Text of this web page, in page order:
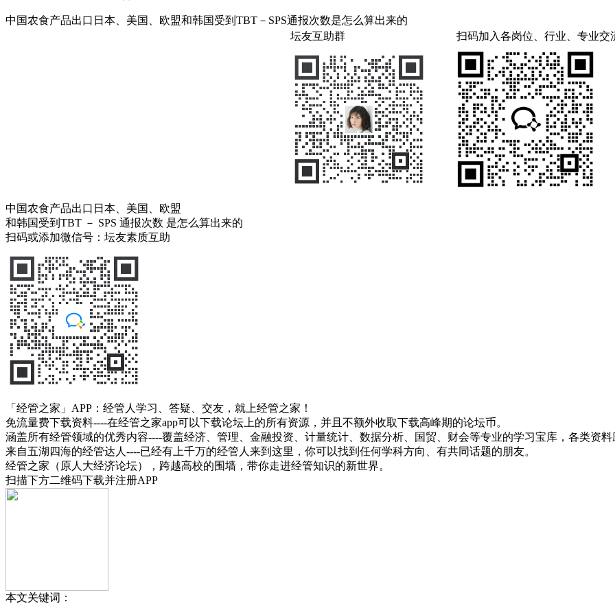
中国农食产品出口日本、美国、欧盟和韩国受到TBT－SPS通报次数是怎么算出来的
坛友互助群
扫码加入各岗位、行业、专业交
中国农食产品出口日本、美国、欧盟
和韩国受到TBT － SPS 通报次数 是怎么算出来的
扫码或添加微信号：坛友素质互助
「经管之家」APP：经管人学习、答疑、交友，就上经管之家！
免流量费下载资料----在经管之家app可以下载论坛上的所有资源，并且不额外收取下载高峰期的论坛币。
涵盖所有经管领域的优秀内容----覆盖经济、管理、金融投资、计量统计、数据分析、国贸、财会等专业的学习宝库，各类资
来自五湖四海的经管达人----已经有上千万的经管人来到这里，你可以找到任何学科方向、有共同话题的朋友。
经管之家（原人大经济论坛），跨越高校的围墙，带你走进经管知识的新世界。
扫描下方二维码下载并注册APP
本文关键词：